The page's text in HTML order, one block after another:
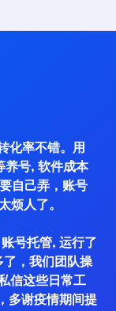
化率不错。用
号, 软件成本
自己弄，账号
烦人了。
号托管, 运行了
，我们团队操
信这些日常工
多谢疫情期间提